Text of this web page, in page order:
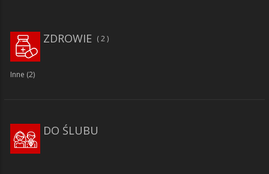
ZDROWIE 2
Inne (2)
DO ŚLUBU